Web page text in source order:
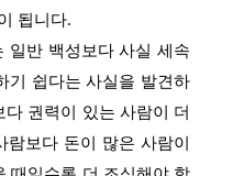
됩니다.
일반 백성보다 사실 세속
기 쉽다는 사실을 발견하
권력이 있는 사람이 더
보다 돈이 많은 사람이